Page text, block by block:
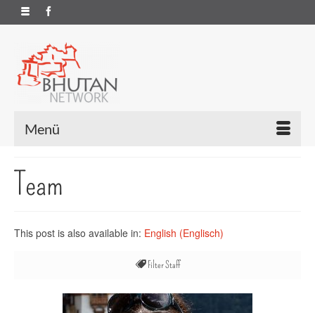
Menü
Team
This post is also available in: English (Englisch)
Filter Staff
Alles